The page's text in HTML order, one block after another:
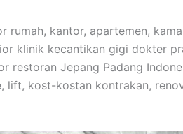
rumah, kantor, apartemen,
klinik kecantikan gigi dokter
restoran Jepang Padang
lift, kost-kostan kontrakan,